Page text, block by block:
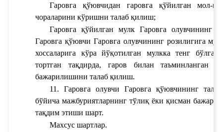
Гаровга қўювчидан гаровга қўйилган мол-
чораларини кўришни талаб қилиш;
Гаровга қўйилган мулк Гаровга олувчининг
Гаровга қўювчи Гаровга олувчининг розилигига
хоссаларига кўра йўқотилган мулкка тенг
тортган тақдирда, гаров билан таъминланган
бажарилишини талаб қилиш.
11. Гаровга олувчи Гаровга қўювчининг
бўйича мажбуриятларнинг тўлиқ ёки қисман
тақдим этиши шарт.
Махсус шартлар.